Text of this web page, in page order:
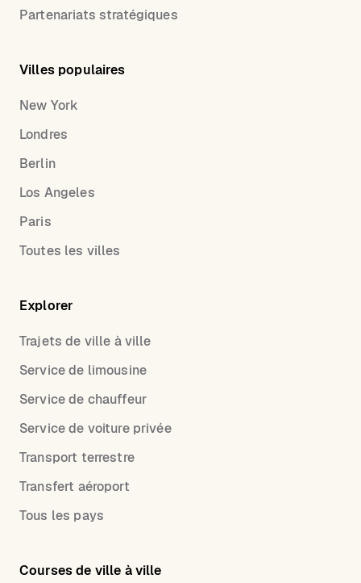
Partenariats stratégiques
Villes populaires
New York
Londres
Berlin
Los Angeles
Paris
Toutes les villes
Explorer
Trajets de ville à ville
Service de limousine
Service de chauffeur
Service de voiture privée
Transport terrestre
Transfert aéroport
Tous les pays
Courses de ville à ville